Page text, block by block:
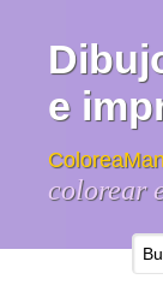
e
colorear